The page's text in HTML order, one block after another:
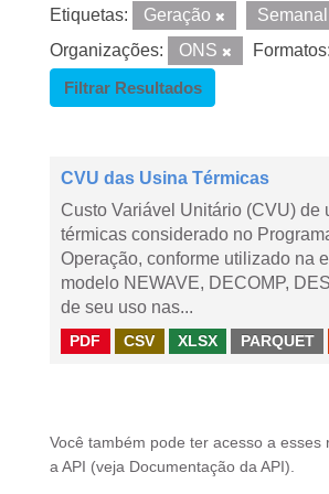
Etiquetas: Geração Semanal
Organizações:
ONS Formatos:
Filtrar Resultados
CVU das Usina Térmicas
Custo Variável Unitário (CVU) de
térmicas considerado no
Operação, conforme utilizado na
modelo NEWAVE, DECOMP,
de seu uso nas...
PDF CSV XLSX PARQUET
Você também pode ter acesso a esses
a API (veja Documentação da API ).